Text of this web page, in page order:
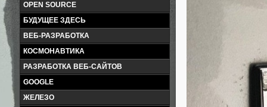
OPEN SOURCE
БУДУЩЕЕ ЗДЕСЬ
ВЕБ-РАЗРАБОТКА
КОСМОНАВТИКА
РАЗРАБОТКА ВЕБ-САЙТОВ
GOOGLE
ЖЕЛЕЗО